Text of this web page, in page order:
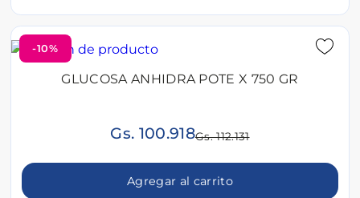
-10%
GLUCOSA ANHIDRA POTE X 750 GR
Gs. 100.918Gs. 112.131
Agregar al carrito